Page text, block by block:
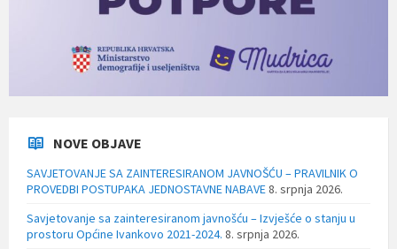
NOVE OBJAVE
SAVJETOVANJE SA ZAINTERESIRANOM JAVNOŠĆU – PRAVILNIK O
PROVEDBI POSTUPAKA JEDNOSTAVNE NABAVE8. srpnja 2026.
Savjetovanje sa zainteresiranom javnošću – Izvješće o stanju u
prostoru Općine Ivankovo 2021-2024. 8. srpnja 2026.